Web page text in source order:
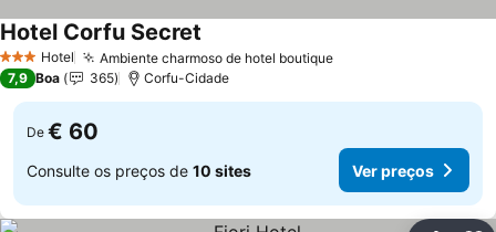
3 EstrelasHotel Ambiente charmoso de hotel boutique
Hotel Corfu Secret
7,9 Boa 365 Corfu-Cidade
De € 60
Consulte os preços de 10 sites Ver preços